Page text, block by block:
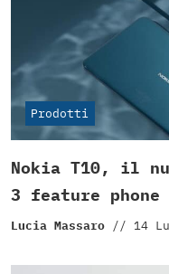
Prodotti
Nokia T10, il
3 feature phone
Lucia Massaro // 14